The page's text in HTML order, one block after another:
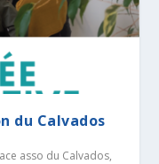
du Calvados
asso du Calvados,